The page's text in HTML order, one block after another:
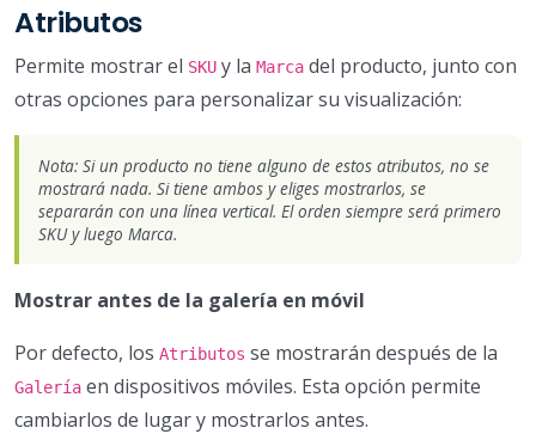
Atributos
Permite mostrar el SKU y la Marca del producto, junto con
otras opciones para personalizar su visualización:
Nota: Si un producto no tiene alguno de estos atributos, no se
mostrará nada. Si tiene ambos y eliges mostrarlos, se
separarán con una línea vertical. El orden siempre será primero
SKU y luego Marca.
Mostrar antes de la galería en móvil
Por defecto, los Atributos se mostrarán después de la
Galería en dispositivos móviles. Esta opción permite
cambiarlos de lugar y mostrarlos antes.